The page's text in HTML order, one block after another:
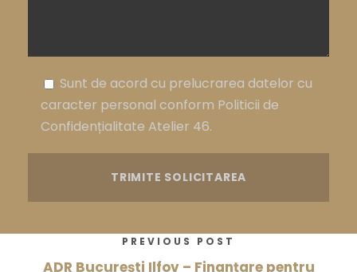
Sunt de acord cu prelucrarea datelor cu
caracter personal conform Politicii de
Confidențialitate Atelier 46.
PREVIOUS POST
ADR București Ilfov – Finanțare pentru